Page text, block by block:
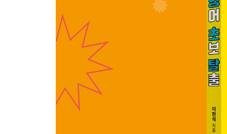
33. I’m calling to ~ ~하려고 전화했다
34. I can’t wait to ~ 빨리 ~하고 싶다
35. I wonder if ~ ~인지 궁금하다
36. I don’t think ~ ~ 않는 것 같다
37. I’ll have to ~ ~해야 할 것이다
38. I’ll never ~ 절대 ~하지 않을 것이다
39. I think ~ ~인 것 같다 (~이라고 생각한다)